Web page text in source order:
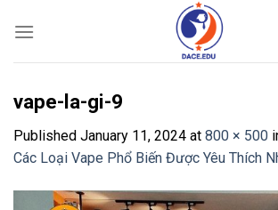
vape-la-gi-9
Published January 11, 2024 at 800 × 500
Các Loại Vape Phổ Biến Được Yêu Thích